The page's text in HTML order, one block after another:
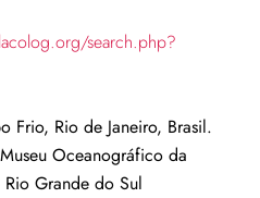
search.php?
Frio, Rio de Janeiro, Brasil.
Oceanográfico da
Grande do Sul